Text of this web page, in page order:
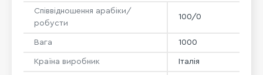
Співвідношення арабіки/
робусти
100/0
Вага 1000
Країна виробник Італія